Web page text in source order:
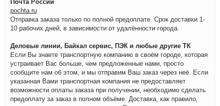
Почта России
pochta.ru
Отправка заказа только по полной предоплате. Срок доставки 1-
10 рабочих дней, в зависимости от удалённости города.
Деловые линии, Байкал сервис, ПЭК и любые другие ТК
Если Вы знаете транспортную компанию в своём городе, которая
устраивает Вас больше, чем предложенные нами, просто
сообщите нам об этом, и мы отправим Ваш заказ через неё. Если
указанная Вами транспортная компания не предоставляет
возможности оплаты заказа при получении, необходимо сделать
предоплату за заказ в полном объёме. Доставка, как правило,